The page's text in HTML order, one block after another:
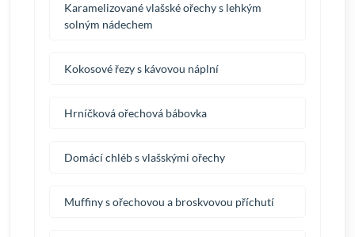
Karamelizované vlašské ořechy s lehkým
solným nádechem
Kokosové řezy s kávovou náplní
Hrníčková ořechová bábovka
Domácí chléb s vlašskými ořechy
Muffiny s ořechovou a broskvovou příchutí